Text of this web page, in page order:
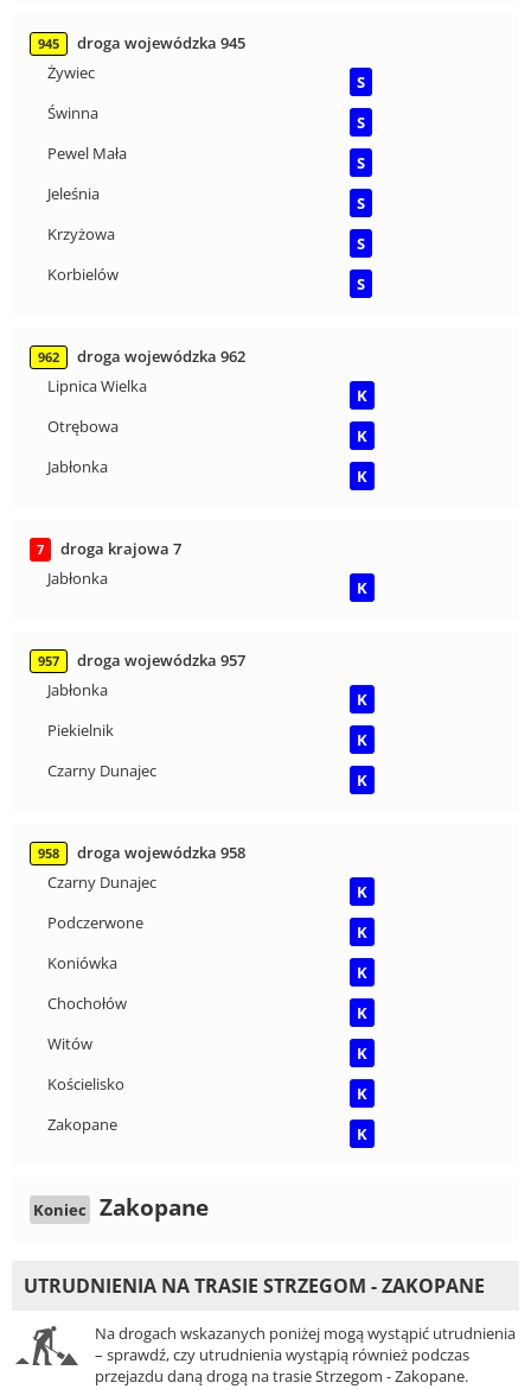
945
droga wojewódzka 945
Żywiec
S
Świnna
S
Pewel Mała
S
Jeleśnia
S
Krzyżowa
S
Korbielów
S
962
droga wojewódzka 962
Lipnica Wielka
K
Otrębowa
K
Jabłonka
K
7
droga krajowa 7
Jabłonka
K
957
droga wojewódzka 957
Jabłonka
K
Piekielnik
K
Czarny Dunajec
K
958
droga wojewódzka 958
Czarny Dunajec
K
Podczerwone
K
Koniówka
K
Chochołów
K
Witów
K
Kościelisko
K
Zakopane
K
Koniec Zakopane
UTRUDNIENIA NA TRASIE STRZEGOM - ZAKOPANE
Na drogach wskazanych poniżej mogą wystąpić utrudnienia
– sprawdź, czy utrudnienia wystąpią również podczas
przejazdu daną drogą na trasie Strzegom - Zakopane.